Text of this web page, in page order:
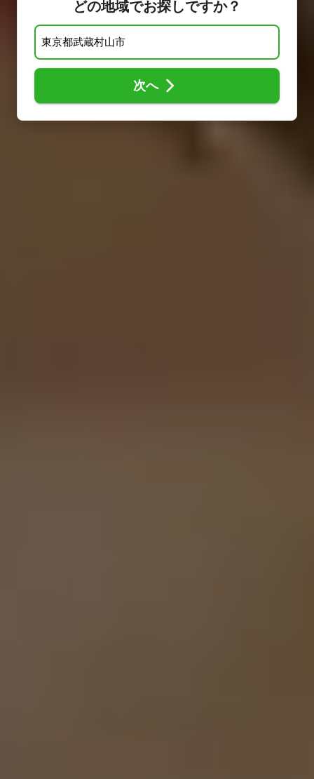
どの地域でお探しですか？
次へ